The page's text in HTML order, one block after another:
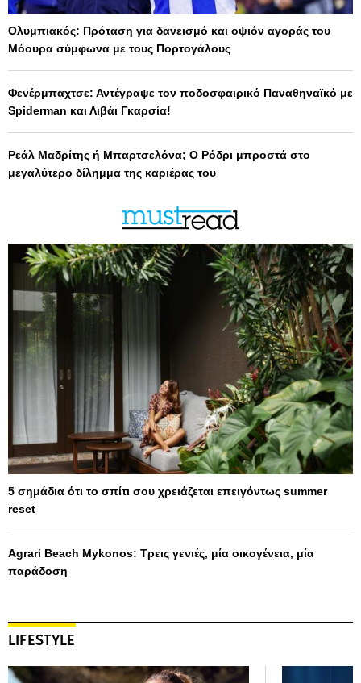
Ολυμπιακός: Πρόταση για δανεισμό και οψιόν αγοράς του
Μόουρα σύμφωνα με τους Πορτογάλους
Φενέρμπαχτσε: Αντέγραψε τον ποδοσφαιρικό Παναθηναϊκό με
Spiderman και Λιβάι Γκαρσία!
Ρεάλ Μαδρίτης ή Μπαρτσελόνα; Ο Ρόδρι μπροστά στο
μεγαλύτερο δίλημμα της καριέρας του
5 σημάδια ότι το σπίτι σου χρειάζεται επειγόντως summer
reset
Agrari Beach Mykonos: Τρεις γενιές, μία οικογένεια, μία
παράδοση
LIFESTYLE